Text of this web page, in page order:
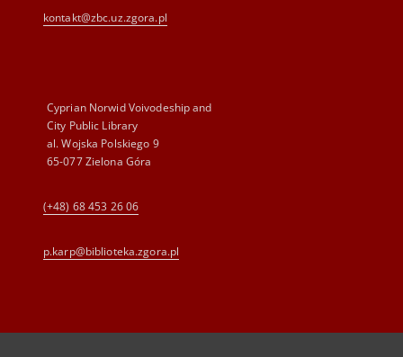
kontakt@zbc.uz.zgora.pl
Cyprian Norwid Voivodeship and
City Public Library
al. Wojska Polskiego 9
65-077 Zielona Góra
(+48) 68 453 26 06
p.karp@biblioteka.zgora.pl